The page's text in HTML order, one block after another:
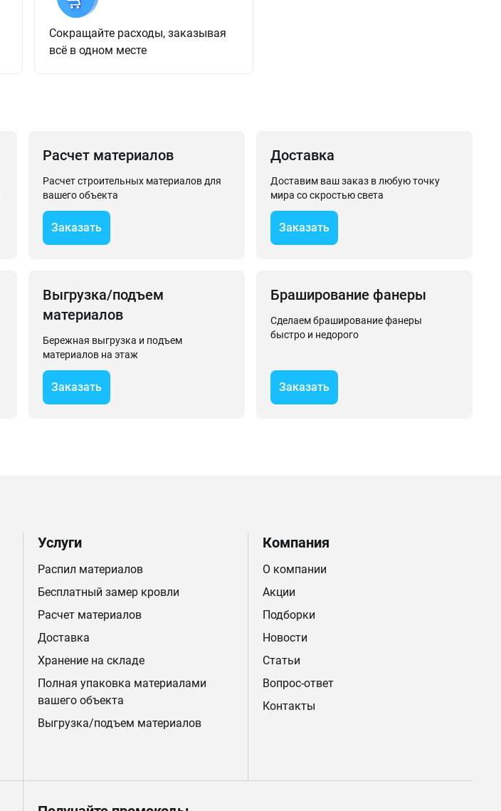
Сокращайте расходы, заказывая
всё в одном месте
Расчет материалов
Расчет строительных материалов для
вашего объекта
Заказать
Доставка
Доставим ваш заказ в любую точку
мира со скростью света
Заказать
Выгрузка/подъем
материалов
Бережная выгрузка и подъем
материалов на этаж
Заказать
Браширование фанеры
Сделаем браширование фанеры
быстро и недорого
Заказать
Услуги
Распил материалов
Бесплатный замер кровли
Расчет материалов
Доставка
Хранение на складе
Полная упаковка материалами
вашего объекта
Выгрузка/подъем материалов
Компания
О компании
Акции
Подборки
Новости
Статьи
Вопрос-ответ
Контакты